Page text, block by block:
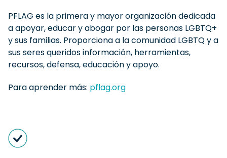
PFLAG es la primera y mayor organización dedicada
a apoyar, educar y abogar por las personas LGBTQ+
y sus familias. Proporciona a la comunidad LGBTQ y a
sus seres queridos información, herramientas,
recursos, defensa, educación y apoyo.
Para aprender más: pflag.org